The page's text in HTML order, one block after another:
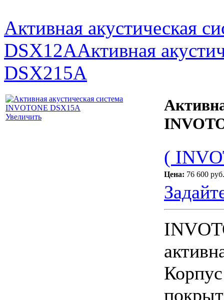
Активная акустическая
DSX12AАктивная
DSX215A
Увеличить
(
Цена: 76 600 руб.